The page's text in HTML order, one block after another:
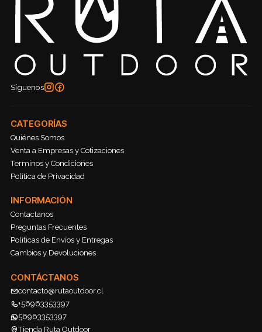
Síguenos
CATEGORÍAS
Quiénes Somos
Venta a Empresas y Cotizaciones
Terminos y Condiciones
Política de Privacidad
INFORMACIÓN
Contactanos
Preguntas Frecuentes
Políticas de Envíos y Entregas
Cambios y Devoluciones
CONTÁCTANOS
contacto@rutaoutdoor.cl
+56963353397
56963353397
Tienda Ruta Outdoor